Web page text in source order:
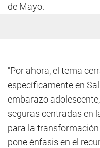
de Mayo.
"Por ahora, el tema
específicamente en
embarazo
seguras centradas en
para la
pone énfasis en el